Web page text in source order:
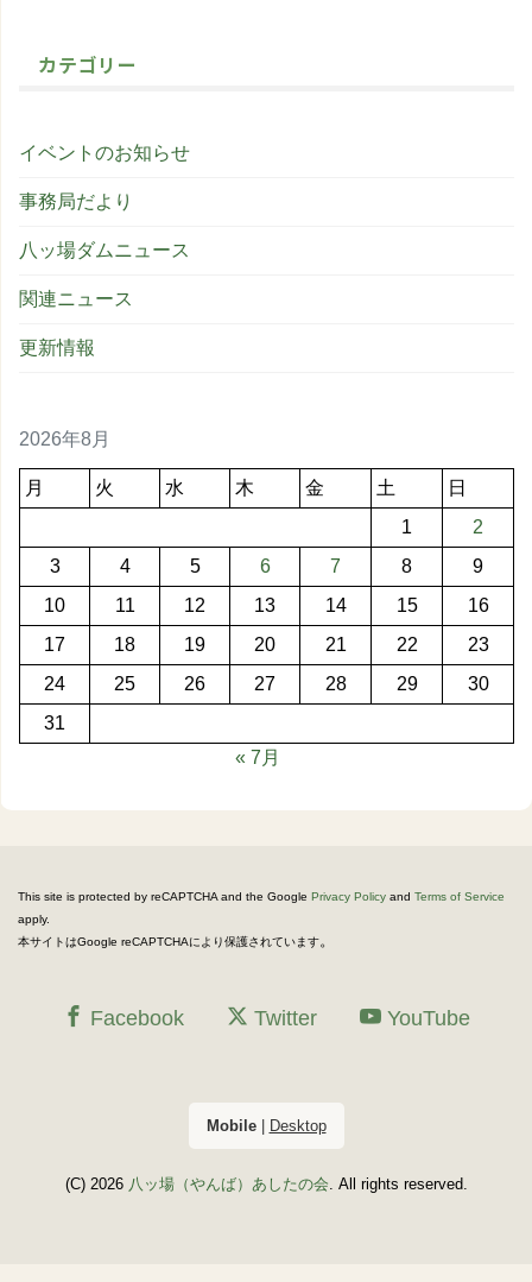
カテゴリー
イベントのお知らせ
事務局だより
八ッ場ダムニュース
関連ニュース
更新情報
2026年8月
月 火 水 木 金 土
日
1
2
3
4 5 6 7 8
9
10
11 12 13 14 15
16
17
18 19 20 21 22
23
24
25 26 27 28 29
30
31
« 7月
This site is protected by reCAPTCHA and the Google Privacy Policy and Terms of Service
apply.
本サイトはGoogle reCAPTCHAにより保護されています。
Facebook Twitter YouTube
Mobile| Desktop
(C) 2026 八ッ場（やんば）あしたの会. All rights reserved.